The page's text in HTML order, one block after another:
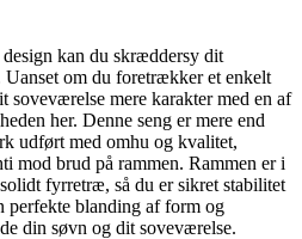
kan du skræddersy dit
om du foretrækker et enkelt
soveværelse mere karakter med en af
her. Denne seng er mere end
udført med omhu og kvalitet,
mod brud på rammen. Rammen er i
fyrretræ, så du er sikret stabilitet
perfekte blanding af form og
din søvn og dit soveværelse.